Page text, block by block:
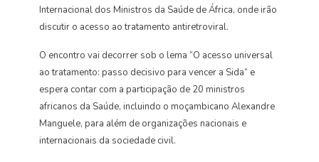
Internacional dos Ministros da Saúde de África, onde irão
discutir o acesso ao tratamento antiretroviral.
O encontro vai decorrer sob o lema “O acesso universal
ao tratamento: passo decisivo para vencer a Sida” e
espera contar com a participação de 20 ministros
africanos da Saúde, incluindo o moçambicano Alexandre
Manguele, para além de organizações nacionais e
internacionais da sociedade civil.